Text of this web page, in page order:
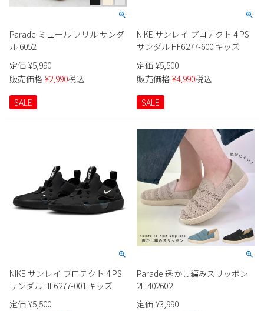
Parade ミュール フリル サンダ
ル 6052
定価 ¥5,990
販売価格 ¥2,990税込
SALE
NIKE サンレイ プロテクト 4 PS
サンダル HF6277-600 キッズ
定価 ¥5,500
販売価格 ¥4,990税込
SALE
NIKE サンレイ プロテクト 4 PS
サンダル HF6277-001 キッズ
定価 ¥5,500
Parade 透かし編みスリッポン
2E 402602
定価 ¥3,990